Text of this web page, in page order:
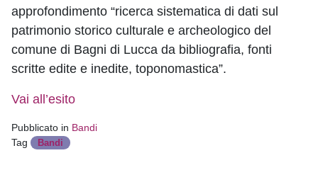
approfondimento “ricerca sistematica di dati sul
patrimonio storico culturale e archeologico del
comune di Bagni di Lucca da bibliografia, fonti
scritte edite e inedite, toponomastica”.
Vai all’esito
Pubblicato in Bandi
Tag
Bandi